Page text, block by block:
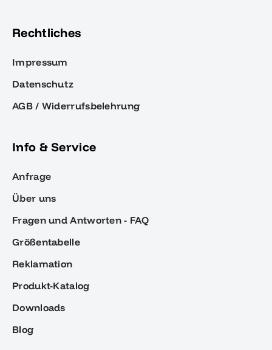
Rechtliches
Impressum
Datenschutz
AGB / Widerrufsbelehrung
Info & Service
Anfrage
Über uns
Fragen und Antworten - FAQ
Größentabelle
Reklamation
Produkt-Katalog
Downloads
Blog